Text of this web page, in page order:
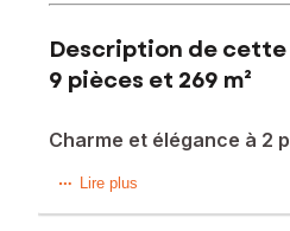
Description de cette
9 pièces et 269 m²
Charme et élégance à 2
Vous cherchez une maison
Lire plus